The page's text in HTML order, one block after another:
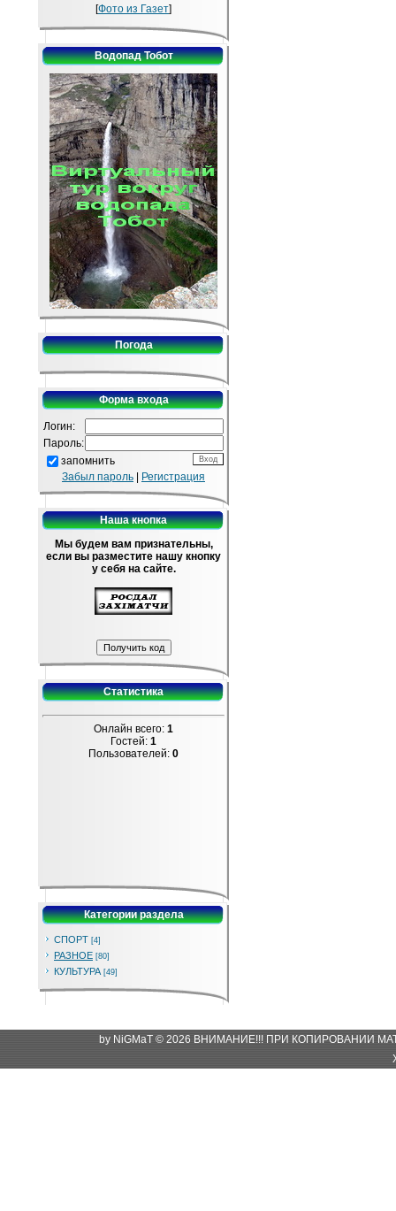
[Фото из Газет]
Водопад Тобот
Погода
Форма входа
Логин:
Пароль:
запомнить
Забыл пароль
Регистрация
Наша кнопка
Мы будем вам признательны,
если вы разместите нашу кнопку
у себя на сайте.
Статистика
Онлайн всего: 1
Гостей: 1
Пользователей: 0
Категории раздела
СПОРТ [4]
РАЗНОЕ [80]
КУЛЬТУРА [49]
by NiGMaT © 2026 ВНИМАНИЕ!!! ПРИ КОПИРОВАНИИ